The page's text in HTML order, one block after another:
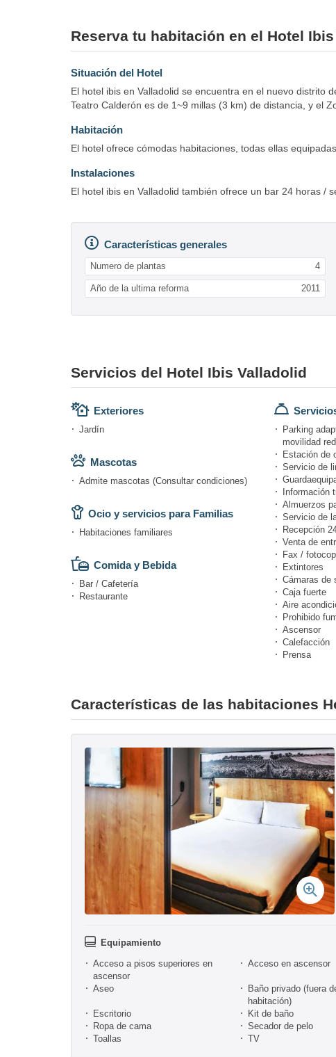
Reserva tu habitación en el Hotel
Situación del Hotel
El hotel ibis en Valladolid se encuentra en el nuevo distrito
Teatro Calderón es de 1~9 millas (3 km) de distancia, y el
Habitación
El hotel ofrece cómodas habitaciones, todas ellas
Instalaciones
El hotel ibis en Valladolid también ofrece un bar 24 horas /
Características generales
Numero de plantas 4
Año de la ultima reforma 2011
Servicios del Hotel Ibis Valladolid
Exteriores
Jardín
Mascotas
Admite mascotas (Consultar condiciones)
Ocio y servicios para Familias
Habitaciones familiares
Comida y Bebida
Bar / Cafetería
Restaurante
Parking
movilidad
Estación de
Servicio de
Información
Almuerzos
Servicio de
Recepción
Venta de
Fax /
Extintores
Cámaras de
Caja fuerte
Aire
Prohibido
Ascensor
Calefacción
Prensa
Características de las habitaciones
Equipamiento
Acceso a pisos superiores en
ascensor
Acceso en ascensor
Aseo
Baño privado (fuera
habitación)
Escritorio Kit de baño
Ropa de cama
Secador de pelo
Toallas
TV